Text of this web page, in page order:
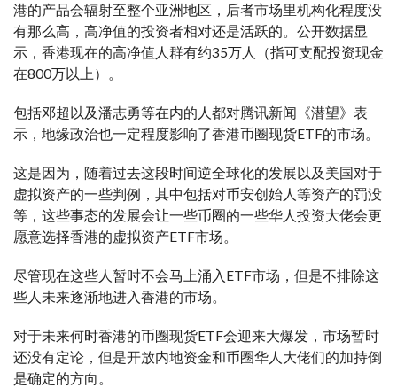
港的产品会辐射至整个亚洲地区，后者市场里机构化程度没
有那么高，高净值的投资者相对还是活跃的。公开数据显
示，香港现在的高净值人群有约35万人（指可支配投资现金
在800万以上）。
包括邓超以及潘志勇等在内的人都对腾讯新闻《潜望》表
示，地缘政治也一定程度影响了香港币圈现货ETF的市场。
这是因为，随着过去这段时间逆全球化的发展以及美国对于
虚拟资产的一些判例，其中包括对币安创始人等资产的罚没
等，这些事态的发展会让一些币圈的一些华人投资大佬会更
愿意选择香港的虚拟资产ETF市场。
尽管现在这些人暂时不会马上涌入ETF市场，但是不排除这
些人未来逐渐地进入香港的市场。
对于未来何时香港的币圈现货ETF会迎来大爆发，市场暂时
还没有定论，但是开放内地资金和币圈华人大佬们的加持倒
是确定的方向。